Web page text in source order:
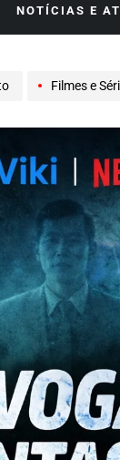
NOTÍCIAS E
Filmes e